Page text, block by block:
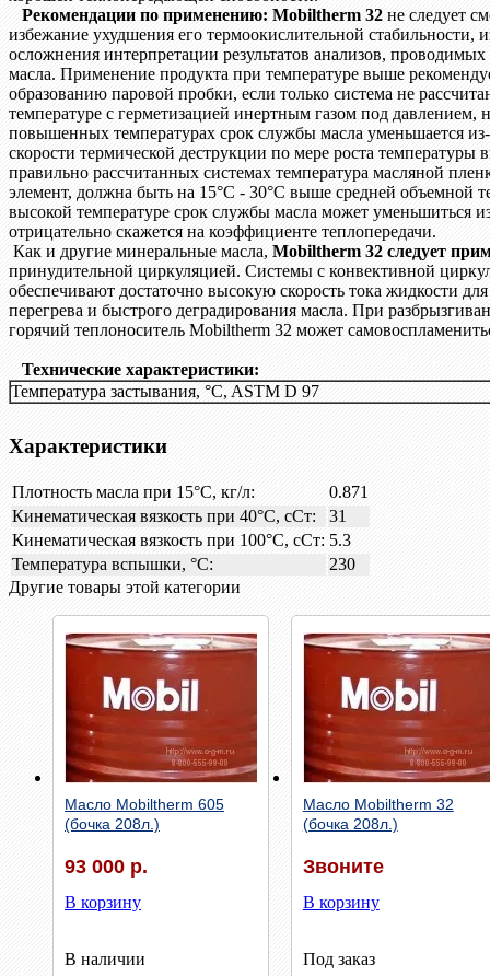
Рекомендации по применению: Mobiltherm 32 не следует
избежание ухудшения его термоокислительной стабильности,
осложнения интерпретации результатов анализов,
масла. Применение продукта при температуре выше
образованию паровой пробки, если только система не
температуре с герметизацией инертным газом под давлением,
повышенных температурах срок службы масла уменьшается
скорости термической деструкции по мере роста
правильно рассчитанных системах температура масляной
элемент, должна быть на 15°C - 30°C выше средней объемной
высокой температуре срок службы масла может уменьшиться
отрицательно скажется на коэффициенте теплопередачи.
Как и другие минеральные масла, Mobiltherm 32 следует
принудительной циркуляцией. Системы с конвективной
обеспечивают достаточно высокую скорость тока жидкости
перегрева и быстрого деградирования масла. При
горячий теплоноситель Mobiltherm 32 может
Технические характеристики:
Температура застывания, °C, ASTM D 97
Характеристики
Плотность масла при 15°С, кг/л:
0.871
Кинематическая вязкость при 40°С, сСт:
31
Кинематическая вязкость при 100°С, сСт: 5.3
Температура вспышки, °С:
230
Другие товары этой категории
Быстрый просмотр
Масло Mobiltherm 605
(бочка 208л.)
93 000 р.
В корзину
В наличии
Быстрый просмотр
Масло Mobiltherm 32
(бочка 208л.)
Звоните
В корзину
Под заказ